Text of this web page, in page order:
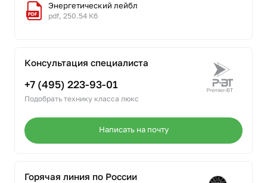
Энергетический лейбл
pdf, 250.54 Кб
Консультация специалиста
+7 (495) 223-93-01
Подобрать технику класса люкс
Написать на почту
Горячая линия по России